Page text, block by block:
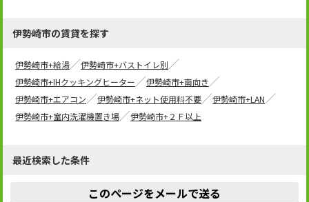
伊勢崎市の賃貸を探す
伊勢崎市+給湯
伊勢崎市+バストイレ別
伊勢崎市+IHクッキングヒーター
伊勢崎市+南向き
伊勢崎市+エアコン
伊勢崎市+ネット使用料不要
伊勢崎市+LAN
伊勢崎市+室内洗濯機置き場
伊勢崎市+２Ｆ以上
最近検索した条件
このページをメールで送る